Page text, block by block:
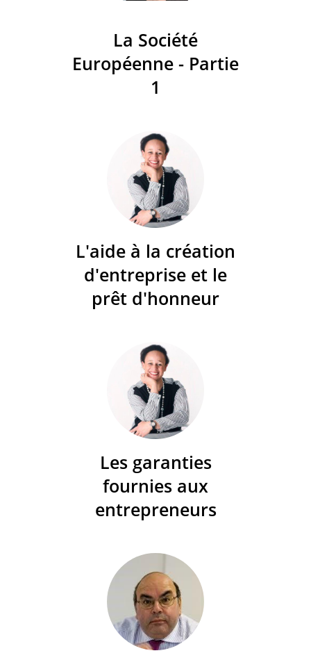
La Société
Européenne - Partie
1
L'aide à la création
d'entreprise et le
prêt d'honneur
Les garanties
fournies aux
entrepreneurs